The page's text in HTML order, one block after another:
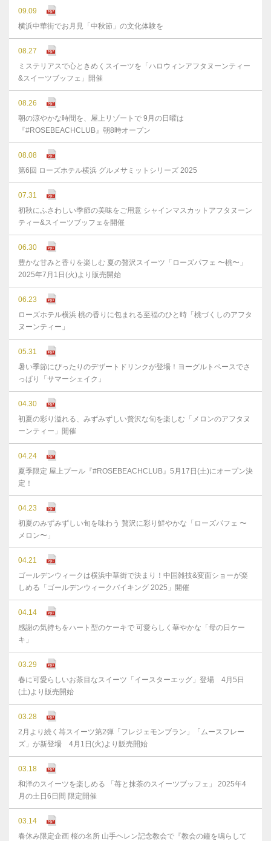
09.09
横浜中華街でお月見「中秋節」の文化体験を
08.27
ミステリアスで心ときめくスイーツを「ハロウィンアフタヌーンティー
&スイーツブッフェ」開催
08.26
朝の涼やかな時間を、屋上リゾートで 9月の日曜は
『#ROSEBEACHCLUB』朝8時オープン
08.08
第6回 ローズホテル横浜 グルメサミットシリーズ 2025
07.31
初秋にふさわしい季節の美味をご用意 シャインマスカットアフタヌーン
ティー&スイーツブッフェを開催
06.30
豊かな⽢みと⾹りを楽しむ 夏の贅沢スイーツ「ローズパフェ 〜桃〜」
2025年7⽉1⽇(⽕)より販売開始
06.23
ローズホテル横浜 桃の香りに包まれる至福のひと時「桃づくしのアフタ
ヌーンティー」
05.31
暑い季節にぴったりのデザートドリンクが登場！ヨーグルトベースでさ
っぱり「サマーシェイク」
04.30
初夏の彩り溢れる、みずみずしい贅沢な旬を楽しむ「メロンのアフタヌ
ーンティー」開催
04.24
夏季限定 屋上プール『#ROSEBEACHCLUB』5月17日(土)にオープン決
定！
04.23
初夏のみずみずしい旬を味わう 贅沢に彩り鮮やかな「ローズパフェ 〜
メロン〜」
04.21
ゴールデンウィークは横浜中華街で決まり！中国雑技&変面ショーが楽
しめる「ゴールデンウィークバイキング 2025」開催
04.14
感謝の気持ちをハート型のケーキで 可愛らしく華やかな「母の日ケー
キ」
03.29
春に可愛らしいお茶目なスイーツ「イースターエッグ」登場 4月5日
(土)より販売開始
03.28
2月より続く苺スイーツ第2弾「フレジェモンブラン」「ムースフレー
ズ」が新登場 4月1日(火)より販売開始
03.18
和洋のスイーツを楽しめる 「苺と抹茶のスイーツブッフェ」 2025年4
月の土日6日間 限定開催
03.14
春休み限定企画 桜の名所 山手ヘレン記念教会で『教会の鐘を鳴らして